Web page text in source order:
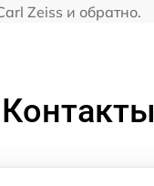
Zeiss и обратно.
Контакты